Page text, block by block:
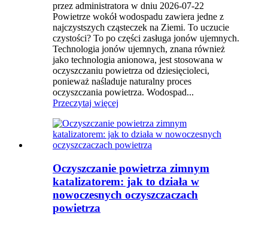
przez administratora w dniu 2026-07-22
Powietrze wokół wodospadu zawiera jedne z
najczystszych cząsteczek na Ziemi. To uczucie
czystości? To po części zasługa jonów ujemnych.
Technologia jonów ujemnych, znana również
jako technologia anionowa, jest stosowana w
oczyszczaniu powietrza od dziesięcioleci,
ponieważ naśladuje naturalny proces
oczyszczania powietrza. Wodospad...
Przeczytaj więcej
Oczyszczanie powietrza zimnym
katalizatorem: jak to działa w
nowoczesnych oczyszczaczach
powietrza